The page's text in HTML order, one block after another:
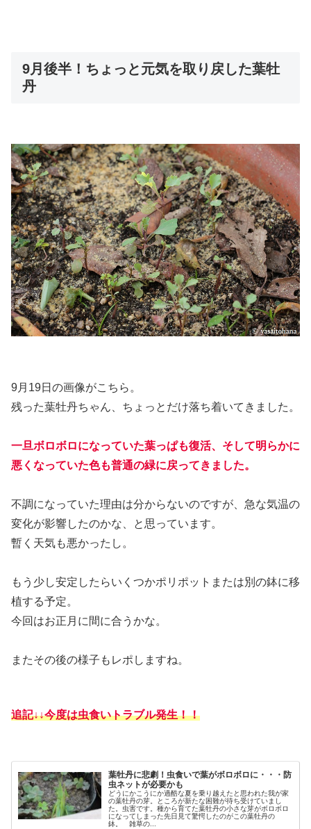
9月後半！ちょっと元気を取り戻した葉牡
丹
9月19日の画像がこちら。
残った葉牡丹ちゃん、ちょっとだけ落ち着いてきました。
一旦ボロボロになっていた葉っぱも復活、そして明らかに
悪くなっていた色も普通の緑に戻ってきました。
不調になっていた理由は分からないのですが、急な気温の
変化が影響したのかな、と思っています。
暫く天気も悪かったし。
もう少し安定したらいくつかポリポットまたは別の鉢に移
植する予定。
今回はお正月に間に合うかな。
またその後の様子もレポしますね。
追記↓↓今度は虫食いトラブル発生！！
葉牡丹に悲劇！虫食いで葉がボロボロに・・・防
虫ネットが必要かも
どうにかこうにか過酷な夏を乗り越えたと思われた我が家
の葉牡丹の芽。ところが新たな困難が待ち受けていまし
た。虫害です。種から育てた葉牡丹の小さな芽がボロボロ
になってしまった先日見て驚愕したのがこの葉牡丹の
鉢。 雑草の...